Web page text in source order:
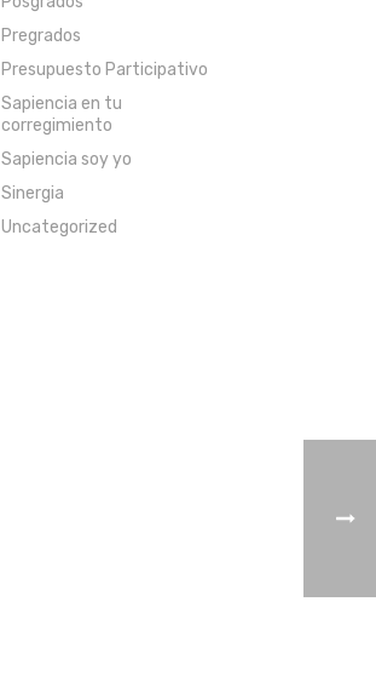
Pregrados
Presupuesto Participativo
Sapiencia en tu
corregimiento
Sapiencia soy yo
Sinergia
Uncategorized